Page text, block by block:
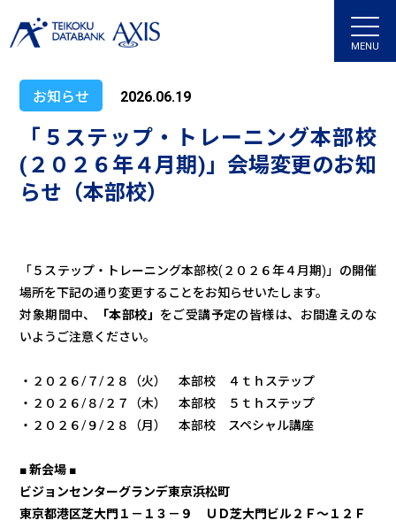
MENU
お知らせ 2026.06.19
「５ステップ・トレーニング本部校
(２０２６年４月期)」会場変更のお知
らせ（本部校）
「５ステップ・トレーニング本部校(２０２６年４月期)」の開催
場所を下記の通り変更することをお知らせいたします。
対象期間中、
「本部校」 をご受講予定の皆様は、お間違えのな
いようご注意ください。
・２０２６/７/２８（火） 本部校 ４ｔｈステップ
・２０２６/８/２７（木） 本部校 ５ｔｈステップ
・２０２６/９/２８（月） 本部校 スペシャル講座
■ 新会場 ■
ビジョンセンターグランデ東京浜松町
東京都港区芝大門１－１３－９ ＵＤ芝大門ビル２Ｆ～１２Ｆ